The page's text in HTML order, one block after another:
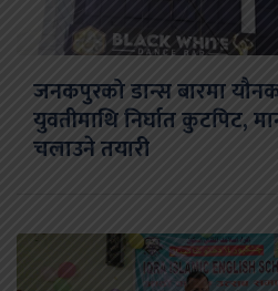
जनकपुरको डान्स बारमा
युवतीमाथि निर्घात कुटपिट,
चलाउने तयारी